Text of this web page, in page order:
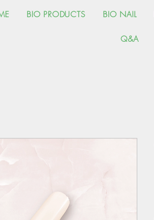
BIO PRODUCTS BIO NAIL
Q&A